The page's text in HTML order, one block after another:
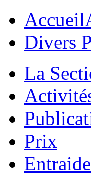
Accueil
Divers
La
Prix
Entraide